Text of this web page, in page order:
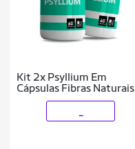
Kit 2x Psyllium Em
Cápsulas Fibras Naturais